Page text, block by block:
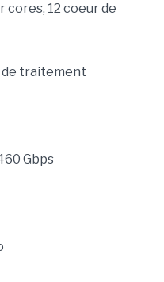
cores, 12 coeur de
traitement
Gbps